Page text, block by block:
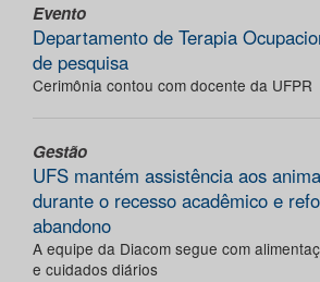
Evento
Departamento de Terapia
de pesquisa
Cerimônia contou com docente da UFPR
Gestão
UFS mantém assistência aos
durante o recesso acadêmico e
abandono
A equipe da Diacom segue com
e cuidados diários